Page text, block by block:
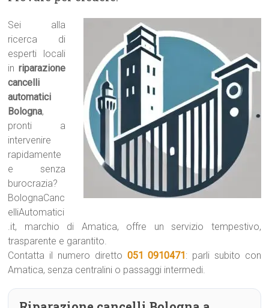
Sei alla
ricerca di
esperti locali
in riparazione
cancelli
automatici
Bologna,
pronti a
intervenire
rapidamente
e senza
burocrazia?
BolognaCanc
elliAutomatici
.it, marchio di Amatica, offre un servizio tempestivo,
trasparente e garantito.
Contatta il numero diretto 051 0910471: parli subito con
Amatica, senza centralini o passaggi intermedi.